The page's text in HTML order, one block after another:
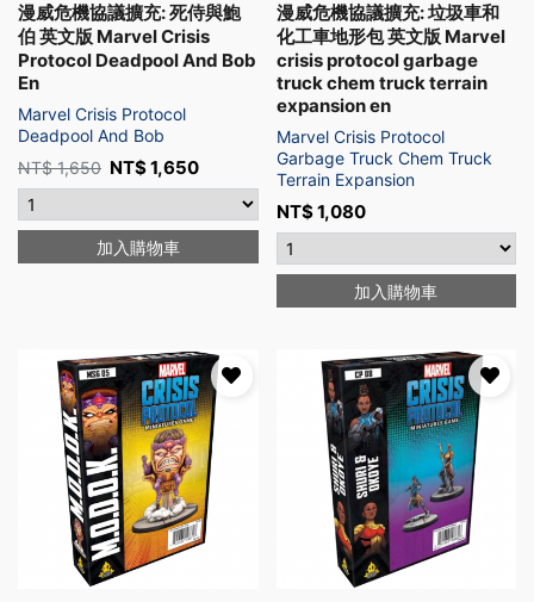
漫威危機協議擴充: 死侍與鮑
伯 英文版 Marvel Crisis
Protocol Deadpool And Bob
En
Marvel Crisis Protocol
Deadpool And Bob
NT$1,650 NT$1,650
加入購物車
漫威危機協議擴充: 垃圾車和
化工車地形包 英文版 Marvel
crisis protocol garbage
truck chem truck terrain
expansion en
Marvel Crisis Protocol
Garbage Truck Chem Truck
Terrain Expansion
NT$1,080
加入購物車